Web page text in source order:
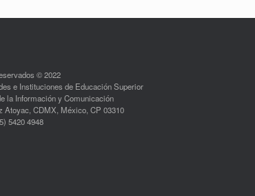
© 2022
e Instituciones de Educación Superior
la Información y Comunicación
Atoyac, CDMX, México, CP 03310
5420 4948